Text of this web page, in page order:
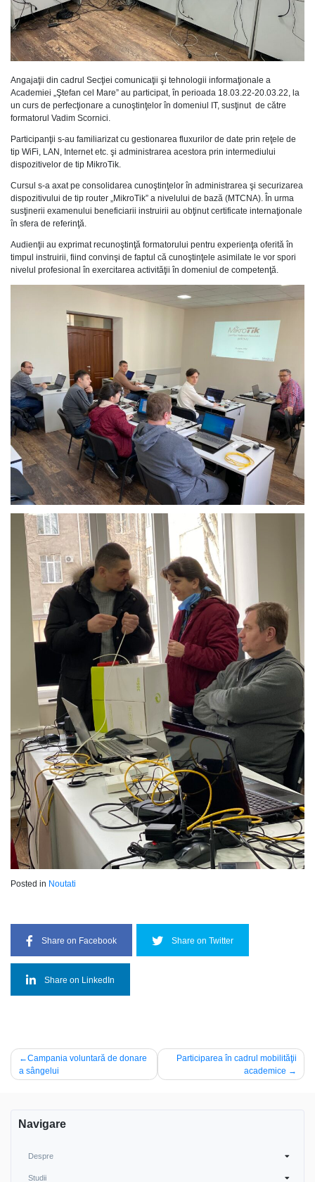
Angajaţii din cadrul Secţiei comunicaţii şi tehnologii informaţionale a
Academiei „Ştefan cel Mare” au participat, în perioada 18.03.22-20.03.22, la
un curs de perfecţionare a cunoştinţelor în domeniul IT, susţinut de către
formatorul Vadim Scornici.
Participanţii s-au familiarizat cu gestionarea fluxurilor de date prin reţele de
tip WiFi, LAN, Internet etc. şi administrarea acestora prin intermediului
dispozitivelor de tip MikroTik.
Cursul s-a axat pe consolidarea cunoştinţelor în administrarea şi securizarea
dispozitivului de tip router „MikroTik” a nivelului de bază (MTCNA). În urma
susţinerii examenului beneficiarii instruirii au obţinut certificate internaţionale
în sfera de referinţă.
Audienţii au exprimat recunoştinţă formatorului pentru experienţa oferită în
timpul instruirii, fiind convinşi de faptul că cunoştinţele asimilate le vor spori
nivelul profesional în exercitarea activităţii în domeniul de competenţă.
Posted in Noutati
Share on Facebook Share on Twitter
Share on LinkedIn
Navigare
în
Campania voluntară de donare
a sângelui
Participarea în cadrul mobilităţii
academice
Navigare
Despre
Studii